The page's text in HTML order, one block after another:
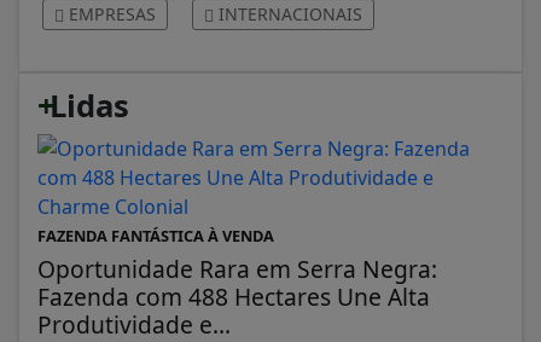
EMPRESAS INTERNACIONAIS
+
Lidas
FAZENDA FANTÁSTICA À VENDA
Oportunidade Rara em Serra Negra:
Fazenda com 488 Hectares Une Alta
Produtividade e...